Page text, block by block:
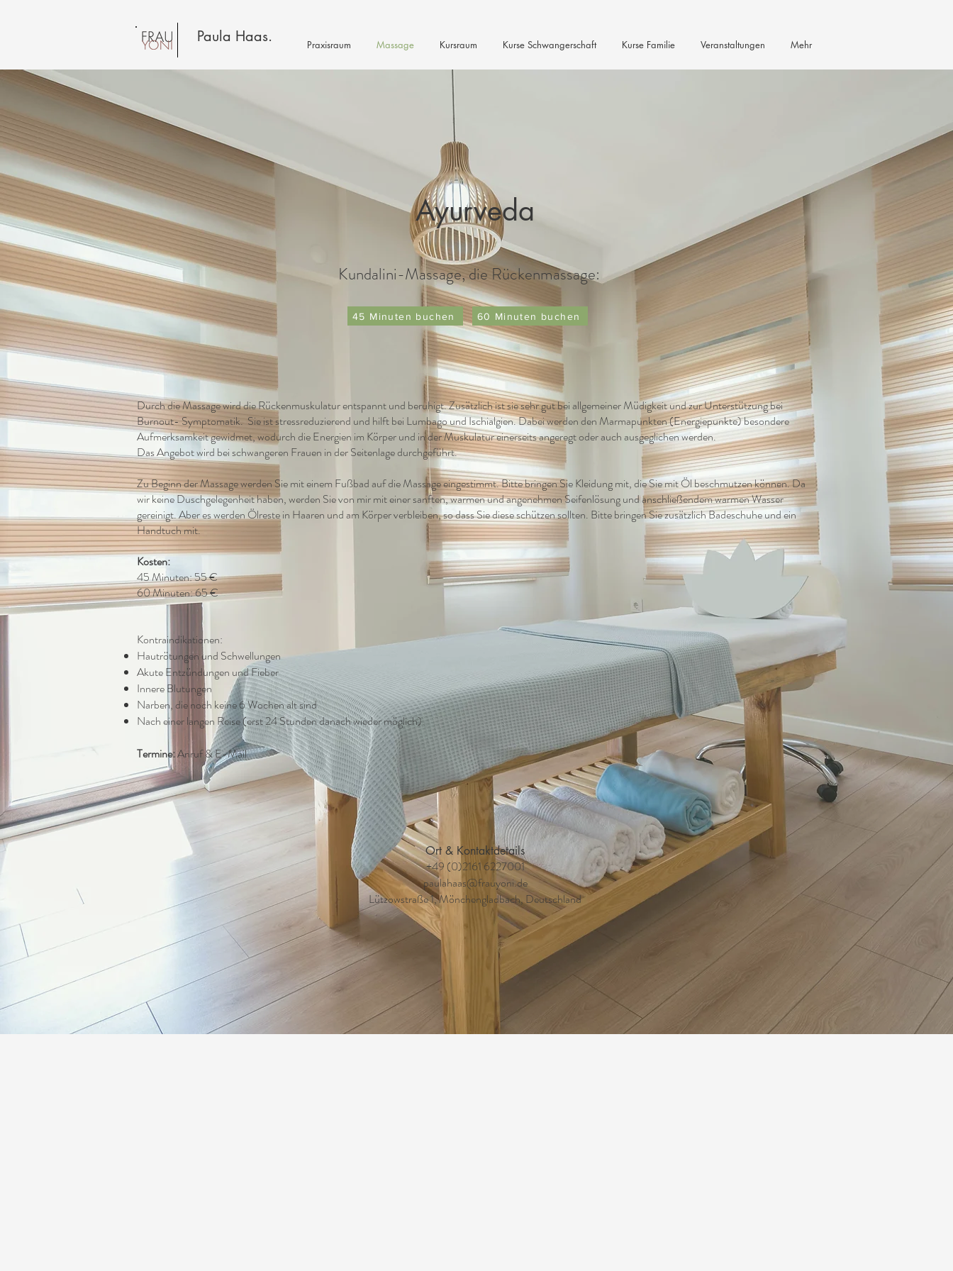
Paula Haas. Praxisraum Massage Kursraum Kurse Schwangerschaft Kurse Familie Veranstaltungen Mehr
Ayurveda
Kundalini-Massage, die Rückenmassage:
45 Minuten buchen 60 Minuten buchen
Durch die Massage wird die Rückenmuskulatur entspannt und beruhigt. Zusätzlich ist sie sehr gut bei allgemeiner Müdigkeit und zur Unterstützung bei
Burnout- Symptomatik. Sie ist stressreduzierend und hilft bei Lumbago und Ischialgien. Dabei werden den Marmapunkten (Energiepunkte) besondere
Aufmerksamkeit gewidmet, wodurch die Energien im Körper und in der Muskulatur einerseits angeregt oder auch ausgeglichen werden.
Das Angebot wird bei schwangeren Frauen in der Seitenlage durchgeführt.
Zu Beginn der Massage werden Sie mit einem Fußbad auf die Massage eingestimmt. Bitte bringen Sie Kleidung mit, die Sie mit Öl beschmutzen können. Da
wir keine Duschgelegenheit haben, werden Sie von mir mit einer sanften, warmen und angenehmen Seifenlösung und anschließendem warmen Wasser
gereinigt. Aber es werden Ölreste in Haaren und am Körper verbleiben, so dass Sie diese schützen sollten. Bitte bringen Sie zusätzlich Badeschuhe und ein
Handtuch mit.
Kosten:
45 Minuten: 55 €
60 Minuten: 65 €
Kontraindikationen:
Hautrötungen und Schwellungen
Akute Entzündungen und Fieber
Innere Blutungen
Narben, die noch keine 6 Wochen alt sind
Nach einer langen Reise (erst 24 Stunden danach wieder möglich)
Termine:Anruf & E-Mail
Ort & Kontaktdetails
+49 (0)2161 6227001
paulahaas@frauyoni.de
Lützowstraße 1, Mönchengladbach, Deutschland